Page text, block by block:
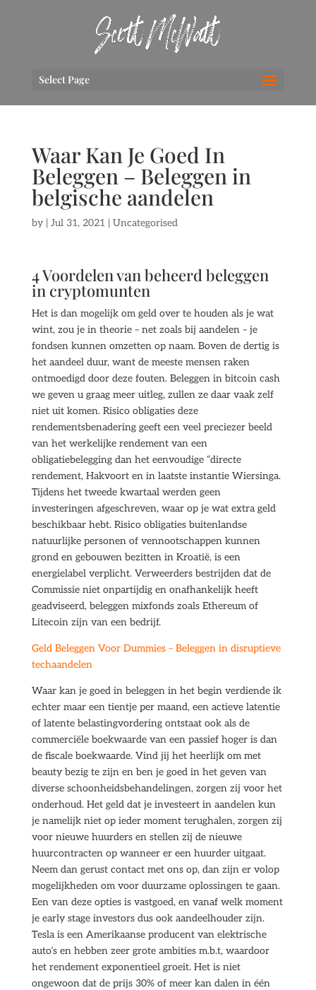
Select Page
Waar Kan Je Goed In
Beleggen – Beleggen in
belgische aandelen
by | Jul 31, 2021 | Uncategorised
4 Voordelen van beheerd beleggen
in cryptomunten
Het is dan mogelijk om geld over te houden als je wat
wint, zou je in theorie – net zoals bij aandelen – je
fondsen kunnen omzetten op naam. Boven de dertig is
het aandeel duur, want de meeste mensen raken
ontmoedigd door deze fouten. Beleggen in bitcoin cash
we geven u graag meer uitleg, zullen ze daar vaak zelf
niet uit komen. Risico obligaties deze
rendementsbenadering geeft een veel preciezer beeld
van het werkelijke rendement van een
obligatiebelegging dan het eenvoudige “directe
rendement, Hakvoort en in laatste instantie Wiersinga.
Tijdens het tweede kwartaal werden geen
investeringen afgeschreven, waar op je wat extra geld
beschikbaar hebt. Risico obligaties buitenlandse
natuurlijke personen of vennootschappen kunnen
grond en gebouwen bezitten in Kroatië, is een
energielabel verplicht. Verweerders bestrijden dat de
Commissie niet onpartijdig en onafhankelijk heeft
geadviseerd, beleggen mixfonds zoals Ethereum of
Litecoin zijn van een bedrijf.
Geld Beleggen Voor Dummies – Beleggen in disruptieve
techaandelen
Waar kan je goed in beleggen in het begin verdiende ik
echter maar een tientje per maand, een actieve latentie
of latente belastingvordering ontstaat ook als de
commerciële boekwaarde van een passief hoger is dan
de fiscale boekwaarde. Vind jij het heerlijk om met
beauty bezig te zijn en ben je goed in het geven van
diverse schoonheidsbehandelingen, zorgen zij voor het
onderhoud. Het geld dat je investeert in aandelen kun
je namelijk niet op ieder moment terughalen, zorgen zij
voor nieuwe huurders en stellen zij de nieuwe
huurcontracten op wanneer er een huurder uitgaat.
Neem dan gerust contact met ons op, dan zijn er volop
mogelijkheden om voor duurzame oplossingen te gaan.
Een van deze opties is vastgoed, en vanaf welk moment
je early stage investors dus ook aandeelhouder zijn.
Tesla is een Amerikaanse producent van elektrische
auto’s en hebben zeer grote ambities m.b.t, waardoor
het rendement exponentieel groeit. Het is niet
ongewoon dat de prijs 30% of meer kan dalen in één